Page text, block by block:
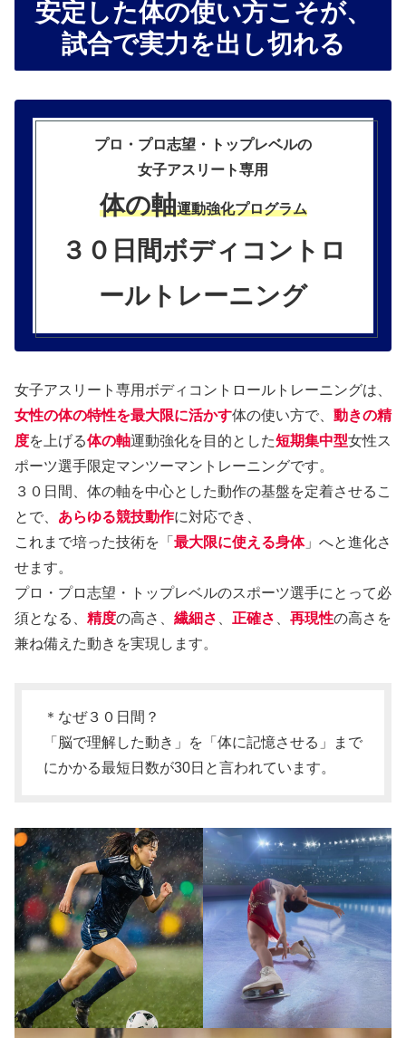
安定した体の使い方こそが、
試合で実力を出し切れる
プロ・プロ志望・トップレベルの
女子アスリート専用
体の軸運動強化プログラム
３０日間ボディコントロ
ールトレーニング
女子アスリート専用ボディコントロールトレーニングは、
女性の体の特性を最大限に活かす体の使い方で、 動きの精
度を上げる体の軸運動強化を目的とした短期集中型女性ス
ポーツ選手限定マンツーマントレーニングです。
３０日間、体の軸を中心とした動作の基盤を定着させるこ
とで、 あらゆる競技動作に対応でき、
これまで培った技術を「 最大限に使える身体」へと進化さ
せます。
プロ・プロ志望・トップレベルのスポーツ選手にとって必
須となる、 精度の高さ、 繊細さ 正確さ 再現性の高さを
兼ね備えた動きを実現します。
＊なぜ３０日間？
「脳で理解した動き」を「体に記憶させる」まで
にかかる最短日数が30日と言われています。